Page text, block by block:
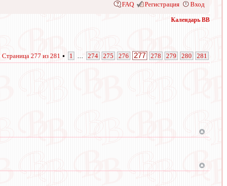
FAQ Регистрация Вход
Календарь ВВ
Страница 277 из 281 • 1 274 275 276 277 278 279 280 281